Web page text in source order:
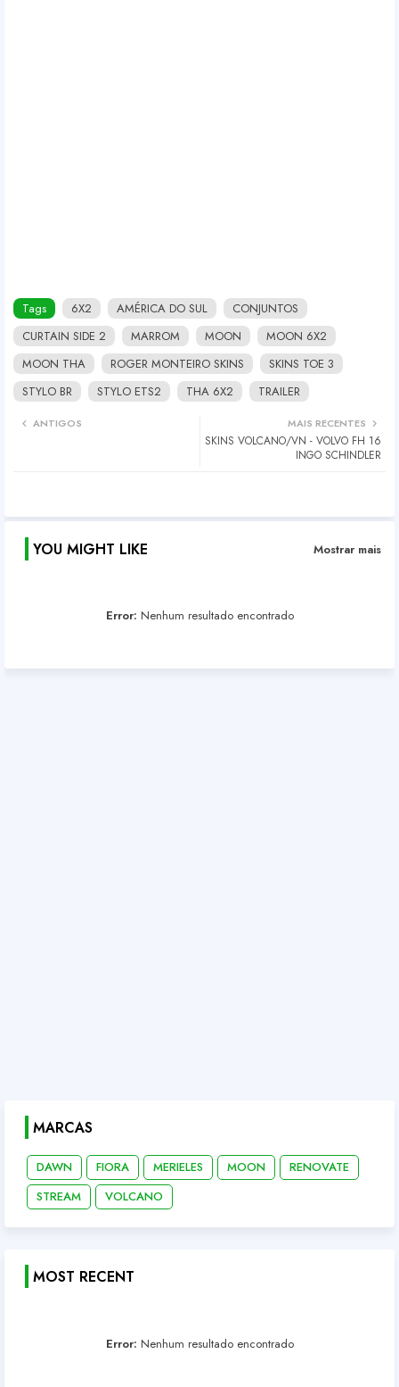
Tags 6X2 AMÉRICA DO SUL
CONJUNTOS
CURTAIN SIDE 2
MARROM MOON
MOON 6X2
MOON THA
ROGER MONTEIRO SKINS
SKINS TOE 3
STYLO BR
STYLO ETS2 THA 6X2 TRAILER
MAIS RECENTES
SKINS VOLCANO/VN - VOLVO FH 16
INGO SCHINDLER
ANTIGOS
YOU MIGHT LIKE Mostrar mais
Error: Nenhum resultado encontrado
MARCAS
DAWN FIORA MERIELES MOON
RENOVATE
STREAM
VOLCANO
MOST RECENT
Error: Nenhum resultado encontrado